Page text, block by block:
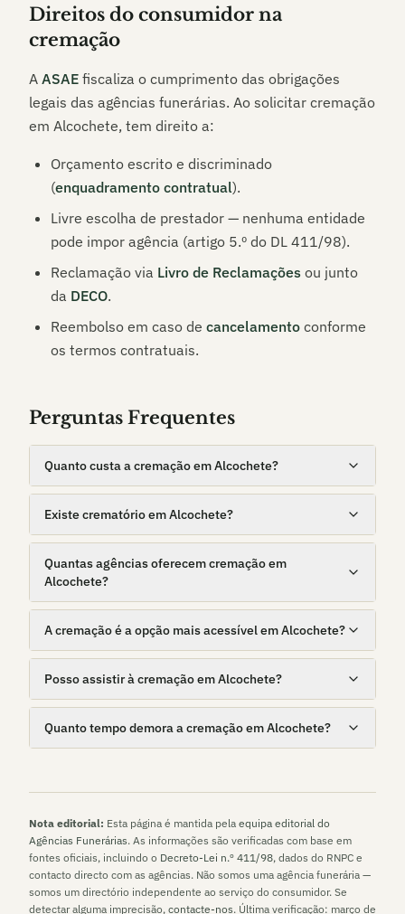
Direitos do consumidor na
cremação
A ASAE fiscaliza o cumprimento das obrigações
legais das agências funerárias. Ao solicitar cremação
em Alcochete, tem direito a:
Orçamento escrito e discriminado
(enquadramento contratual).
Livre escolha de prestador — nenhuma entidade
pode impor agência (artigo 5.º do DL 411/98).
Reclamação via Livro de Reclamações ou junto
da DECO.
Reembolso em caso de cancelamento conforme
os termos contratuais.
Perguntas Frequentes
Quanto custa a cremação em Alcochete?
Existe crematório em Alcochete?
Quantas agências oferecem cremação em
Alcochete?
A cremação é a opção mais acessível em Alcochete?
Posso assistir à cremação em Alcochete?
Quanto tempo demora a cremação em Alcochete?
Nota editorial: Esta página é mantida pela equipa editorial do
Agências Funerárias. As informações são verificadas com base em
fontes oficiais, incluindo o Decreto-Lei n.º 411/98, dados do RNPC e
contacto directo com as agências. Não somos uma agência funerária —
somos um directório independente ao serviço do consumidor. Se
detectar alguma imprecisão, contacte-nos. Última verificação: março de